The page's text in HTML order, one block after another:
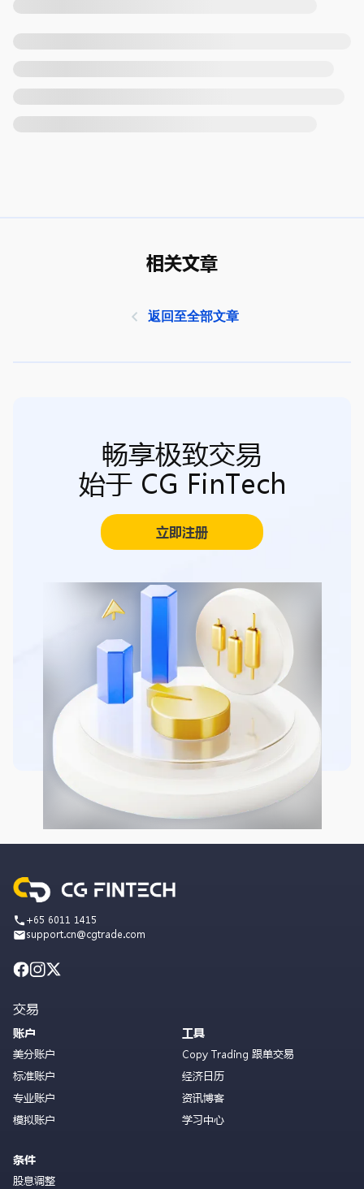
相关文章
返回至全部文章
畅享极致交易
始于 CG FinTech
立即注册
+65 6011 1415
support.cn@cgtrade.com
交易
账户
美分账户
标准账户
专业账户
模拟账户
条件
股息调整
工具
Copy Trading 跟单交易
经济日历
资讯博客
学习中心